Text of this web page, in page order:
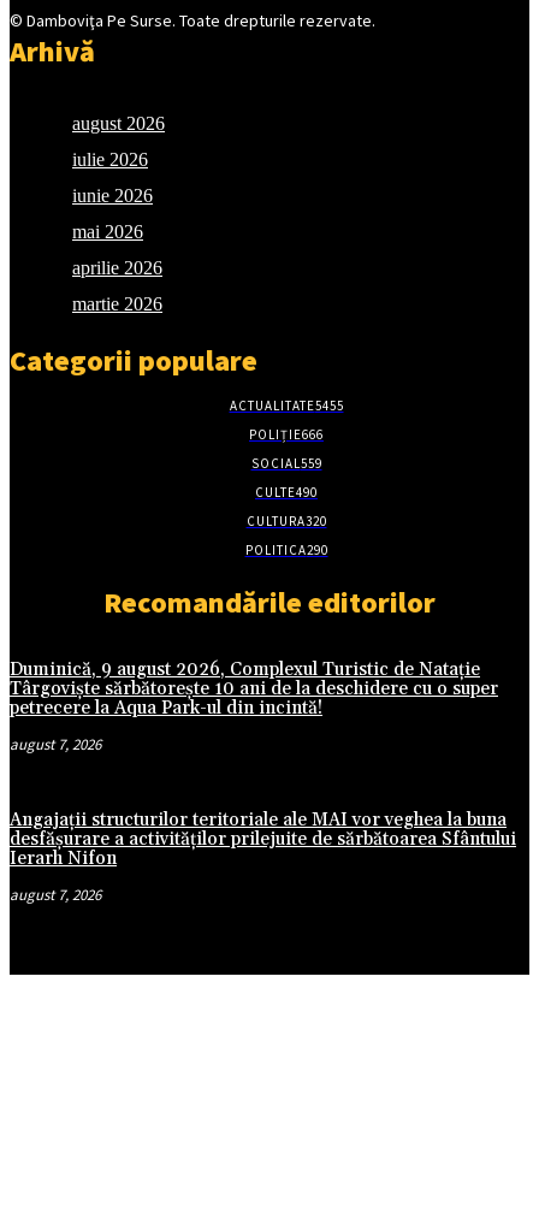
© Damboviţa Pe Surse. Toate drepturile rezervate.
Arhivă
august 2026
iulie 2026
iunie 2026
mai 2026
aprilie 2026
martie 2026
Categorii populare
ACTUALITATE5455
POLIȚIE666
SOCIAL 559
CULTE490
CULTURA320
POLITICA290
Recomandările editorilor
Duminică, 9 august 2026, Complexul Turistic de Natație
Târgoviște sărbătorește 10 ani de la deschidere cu o super
petrecere la Aqua Park-ul din incintă!
august 7, 2026
Angajații structurilor teritoriale ale MAI vor veghea la buna
desfășurare a activităților prilejuite de sărbătoarea Sfântului
Ierarh Nifon
august 7, 2026